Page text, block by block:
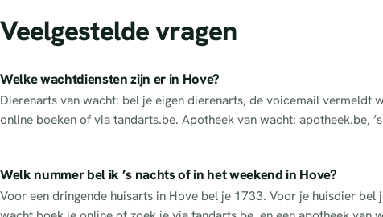
Veelgestelde vragen
Welke wachtdiensten zijn er in Hove?
Dierenarts van wacht: bel je eigen dierenarts, de voicemail vermeldt
online boeken of via tandarts.be. Apotheek van wacht: apotheek.be,
Welk nummer bel ik ’s nachts of in het weekend in Hove?
Voor een dringende huisarts in Hove bel je 1733. Voor je huisdier